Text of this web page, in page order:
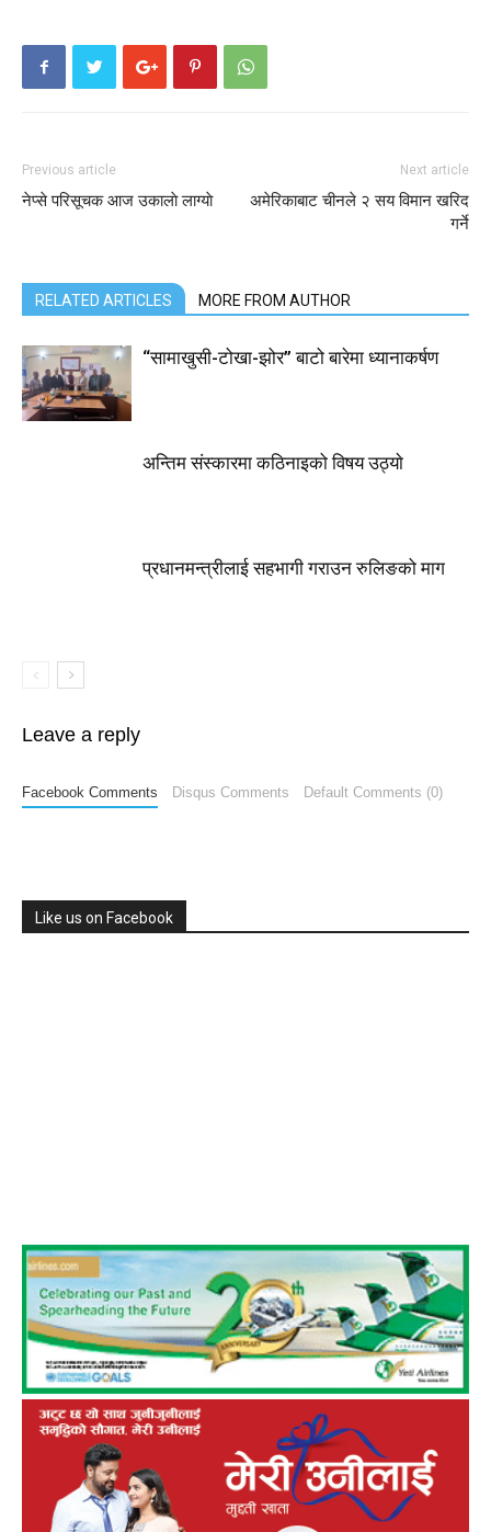
Previous article
नेप्से परिसूचक आज उकालाे लाग्याे
Next article
अमेरिकाबाट चीनले २ सय विमान खरिद
गर्ने
RELATED ARTICLES MORE FROM AUTHOR
“सामाखुसी-टोखा-झोर” बाटो बारेमा ध्यानाकर्षण
अन्तिम संस्कारमा कठिनाइको विषय उठ्याे
प्रधानमन्त्रीलाई सहभागी गराउन रुलिङको माग
Leave a reply
Facebook Comments Disqus Comments Default Comments (0)
Like us on Facebook